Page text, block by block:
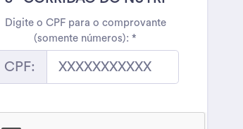
Digite o CPF para o comprovante
(somente números): *
CPF: